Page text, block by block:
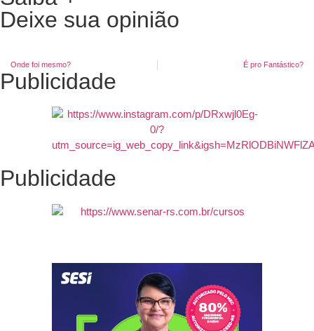
Deixe sua opinião
Onde foi mesmo? É pro Fantástico?
Publicidade
Publicidade